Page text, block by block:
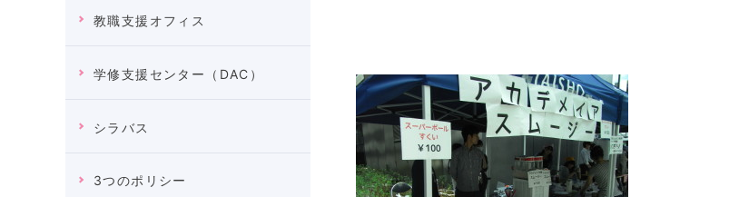
教職支援オフィス
学修支援センター（DAC）
シラバス
3つのポリシー